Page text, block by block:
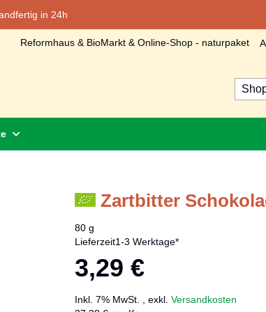
in 24h
Reformhaus & BioMarkt & Online-Shop - naturpaket
Suche
Zartbitter
80 g
Lieferzeit1-3 Werktage*
3,29 €
Inkl. 7% MwSt. exkl. Versandkosten